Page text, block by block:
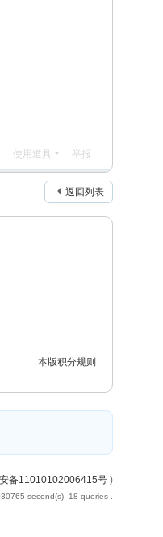
使用道具 举报
返回列表
本版积分规则
备11010102006415号 )
second(s), 18 queries .